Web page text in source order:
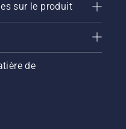
sur le produit
de